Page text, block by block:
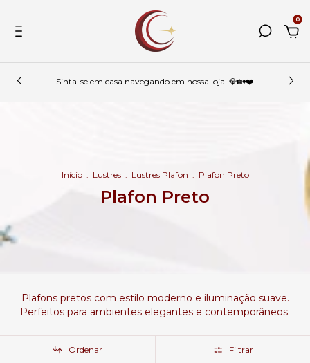
0
Sinta-se em casa navegando em nossa loja. 💎🏡❤️
Início . Lustres . Lustres Plafon . Plafon Preto
Plafon Preto
Plafons pretos com estilo moderno e iluminação suave.
Perfeitos para ambientes elegantes e contemporâneos.
Ordenar Filtrar